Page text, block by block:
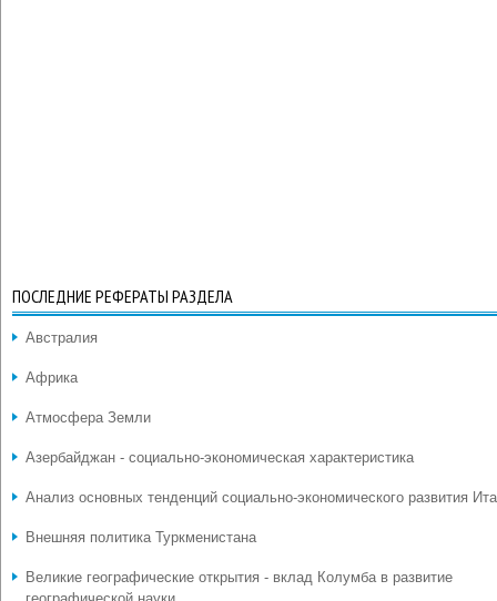
ПОСЛЕДНИЕ РЕФЕРАТЫ РАЗДЕЛА
Австралия
Африка
Атмосфера Земли
Азербайджан - социально-экономическая характеристика
Анализ основных тенденций социально-экономического развития
Внешняя политика Туркменистана
Великие географические открытия - вклад Колумба в развитие